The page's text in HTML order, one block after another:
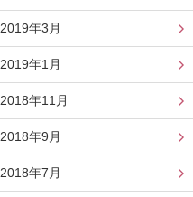
2019年3月
2019年1月
2018年11月
2018年9月
2018年7月